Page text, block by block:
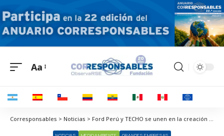
Aa
Corresponsables > Noticias > Ford Perú y TECHO se unen en la creación de “Comunidades Seguras y Resilientes”